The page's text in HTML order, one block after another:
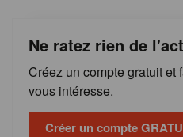
Ne ratez rien de
Créez un compte gratuit et
vous intéresse.
Créer un compte